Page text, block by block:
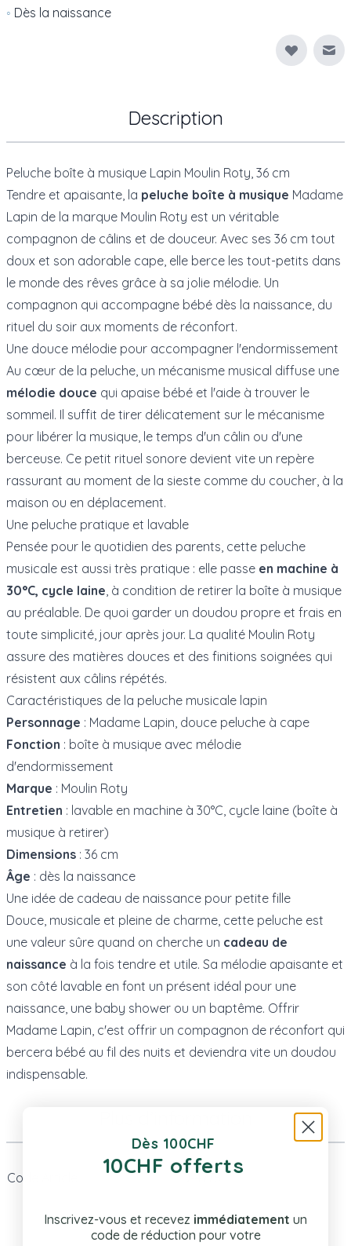
◦ Dès la naissance
Description
Peluche boîte à musique Lapin Moulin Roty, 36 cm
Tendre et apaisante, la peluche boîte à musique Madame
Lapin de la marque Moulin Roty est un véritable
compagnon de câlins et de douceur. Avec ses 36 cm tout
doux et son adorable cape, elle berce les tout-petits dans
le monde des rêves grâce à sa jolie mélodie. Un
compagnon qui accompagne bébé dès la naissance, du
rituel du soir aux moments de réconfort.
Une douce mélodie pour accompagner l'endormissement
Au cœur de la peluche, un mécanisme musical diffuse une
mélodie douce qui apaise bébé et l'aide à trouver le
sommeil. Il suffit de tirer délicatement sur le mécanisme
pour libérer la musique, le temps d'un câlin ou d'une
berceuse. Ce petit rituel sonore devient vite un repère
rassurant au moment de la sieste comme du coucher, à la
maison ou en déplacement.
Une peluche pratique et lavable
Pensée pour le quotidien des parents, cette peluche
musicale est aussi très pratique : elle passe en machine à
30°C, cycle laine , à condition de retirer la boîte à musique
au préalable. De quoi garder un doudou propre et frais en
toute simplicité, jour après jour. La qualité Moulin Roty
assure des matières douces et des finitions soignées qui
résistent aux câlins répétés.
Caractéristiques de la peluche musicale lapin
Personnage : Madame Lapin, douce peluche à cape
Fonction : boîte à musique avec mélodie
d'endormissement
Marque : Moulin Roty
Entretien : lavable en machine à 30°C, cycle laine (boîte à
musique à retirer)
Dimensions : 36 cm
Âge : dès la naissance
Une idée de cadeau de naissance pour petite fille
Douce, musicale et pleine de charme, cette peluche est
une valeur sûre quand on cherche un cadeau de
naissance à la fois tendre et utile. Sa mélodie apaisante et
son côté lavable en font un présent idéal pour une
naissance, une baby shower ou un baptême. Offrir
Madame Lapin, c'est offrir un compagnon de réconfort qui
bercera bébé au fil des nuits et deviendra vite un doudou
indispensable.
Code Article D-4778
Même Marque
Dès 100CHF
10CHF offerts
Inscrivez-vous et recevez immédiatement un
code de réduction pour votre